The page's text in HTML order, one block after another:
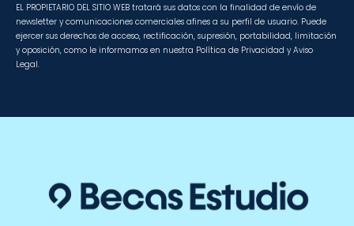
EL PROPIETARIO DEL SITIO WEB tratará sus datos con la finalidad de envío de
newsletter y comunicaciones comerciales afines a su perfil de usuario. Puede
ejercer sus derechos de acceso, rectificación, supresión, portabilidad, limitación
y oposición, como le informamos en nuestra Política de Privacidad y Aviso
Legal.